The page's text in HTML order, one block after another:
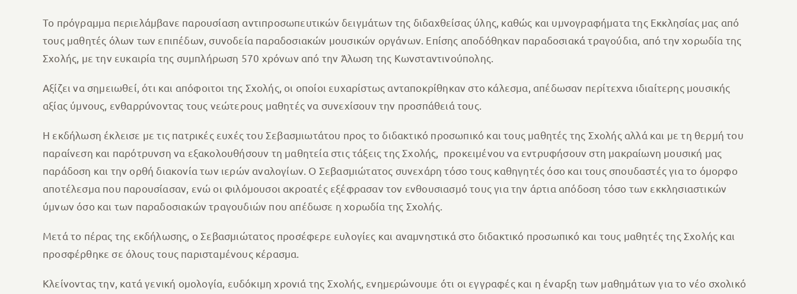
Το πρόγραμμα περιελάμβανε παρουσίαση αντιπροσωπευτικών δειγμάτων της διδαχθείσας ύλης, καθώς και υμνογραφήματα της Εκκλησίας μας από
τους μαθητές όλων των επιπέδων, συνοδεία παραδοσιακών μουσικών οργάνων. Επίσης αποδόθηκαν παραδοσιακά τραγούδια, από την χορωδία της
Σχολής, με την ευκαιρία της συμπλήρωση 570 χρόνων από την Άλωση της Κωνσταντινούπολης.
Αξίζει να σημειωθεί, ότι και απόφοιτοι της Σχολής, οι οποίοι ευχαρίστως ανταποκρίθηκαν στο κάλεσμα, απέδωσαν περίτεχνα ιδιαίτερης μουσικής
αξίας ύμνους, ενθαρρύνοντας τους νεώτερους μαθητές να συνεχίσουν την προσπάθειά τους.
Η εκδήλωση έκλεισε με τις πατρικές ευχές του Σεβασμιωτάτου προς το διδακτικό προσωπικό και τους μαθητές της Σχολής αλλά και με τη θερμή του
παραίνεση και παρότρυνση να εξακολουθήσουν τη μαθητεία στις τάξεις της Σχολής, προκειμένου να εντρυφήσουν στη μακραίωνη μουσική μας
παράδοση και την ορθή διακονία των ιερών αναλογίων. Ο Σεβασμιώτατος συνεχάρη τόσο τους καθηγητές όσο και τους σπουδαστές για το όμορφο
αποτέλεσμα που παρουσίασαν, ενώ οι φιλόμουσοι ακροατές εξέφρασαν τον ενθουσιασμό τους για την άρτια απόδοση τόσο των εκκλησιαστικών
ύμνων όσο και των παραδοσιακών τραγουδιών που απέδωσε η χορωδία της Σχολής.
Μετά το πέρας της εκδήλωσης, ο Σεβασμιώτατος προσέφερε ευλογίες και αναμνηστικά στο διδακτικό προσωπικό και τους μαθητές της Σχολής και
προσφέρθηκε σε όλους τους παρισταμένους κέρασμα.
Κλείνοντας την, κατά γενική ομολογία, ευδόκιμη χρονιά της Σχολής, ενημερώνουμε ότι οι εγγραφές και η έναρξη των μαθημάτων για το νέο σχολικό